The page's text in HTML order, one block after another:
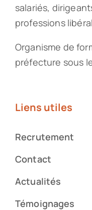
salariés,
professions
Organisme de
préfecture sous
Liens utiles
Recrutement
Contact
Actualités
Témoignages